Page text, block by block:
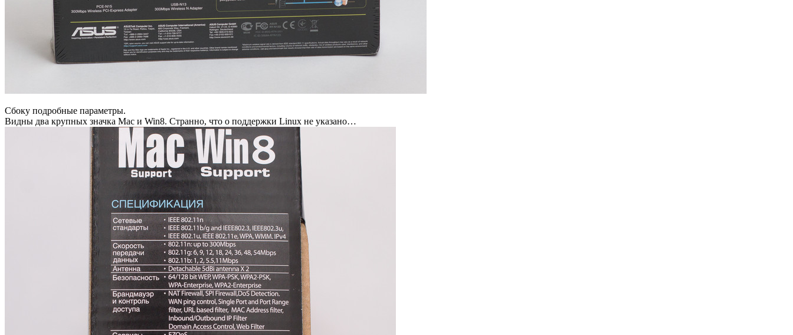
Сбоку подробные параметры.
Видны два крупных значка Mac и Win8. Странно, что о поддержки Linux не указано…